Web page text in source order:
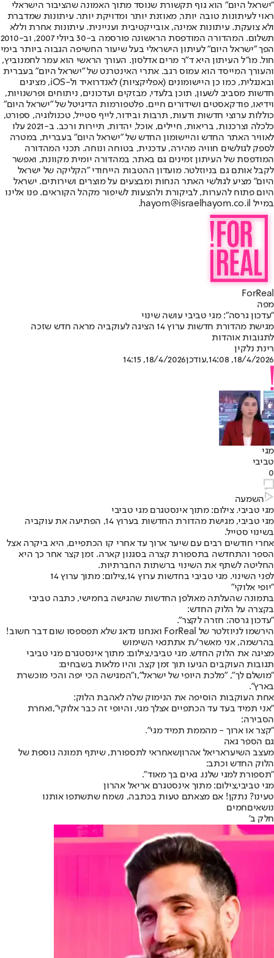
"ישראל היום" הוא גוף תקשורת שנוסד מתוך האמונה שהציבור הישראלי
ראוי לעיתונות טובה יותר, מאוזנת יותר ומדויקת יותר. עיתונות שמדברת
ולא צועקת. עיתונות אמינה, אובייקטיבית ועניינית. עיתונות אחרת וללא
תשלום. המהדורה המודפסת הראשונה פורסמה ב-30 ביולי 2007, וב-2010
הפך "ישראל היום" לעיתון הישראלי בעל שיעור החשיפה הגבוה ביותר בימי
חול. מו"ל העיתון היא ד"ר מרים אדלסון. העורך הראשי הוא עמר לחמנוביץ,
והעורך המייסד הוא עמוס רגב. אתרי האינטרנט של "ישראל היום" בעברית
ובאנגלית, כמו כן היישומונים (אפליקציות) לאנדרואיד ול-iOS, מציגים
חדשות מסביב לשעון, תוכן בלעדי, מבזקים ועדכונים, ניתוחים ופרשנויות,
וידיאו, פודקאסטים ושידורים חיים. פלטפורמות הדיגיטל של "ישראל היום"
כוללות ערוצי חדשות ודעות, תרבות ובידור, לייף סטייל, טכנולוגיה, ספורט,
כלכלה וצרכנות, בריאות, חיילים, אוכל, יהדות, תיירות ורכב. ב-2021 עלו
לאוויר האתר החדש והיישומון החדש של "ישראל היום" בעברית, במטרה
לספק לגולשים חוויה מהירה, עדכנית, בטוחה ונוחה. תכני המהדורה
המודפסת של העיתון זמינים גם באתר, במהדורה יומית מקוונת, ואפשר
לקבל אותם גם בניוזלטר. מועדון ההטבות הייחודי "הקליקה של ישראל
היום" מציע לגולשי האתר הנחות ומבצעים על מוצרים ושירותים. ישראל
היום פתוח להערות, לביקורת ולהצעות לשיפור מקהל הקוראים. פנו אלינו
במייל hayom@israelhayom.co.il.
ForReal
מפה
"עדכון גרסה": מגי טביבי עושה שינוי
מגישת מהדורת חדשות ערוץ 14 הציגה לעוקביה מראה חדש שזכה
לתגובות אוהדות
רינת נלקין
18/4/2026, 14:08
,עודכן18/4/2026, 14:15
מגי
טביבי
0
השמעה
מגי טביבי. צילום: מתוך אינסטגרם מגי טביבי
מגי טביבי
, מגישת מהדורת החדשות בערוץ 14, הפתיעה את עוקביה
בשינוי סטייל.
אחרי חודשים רבים עם שיער ארוך עד אחרי קו הכתפיים, היא ביקרה אצל
הספר והתחדשה בתספורת קצרה בסגנון קארה. זמן קצר אחר כך היא
החליטה לשתף את השינוי ברשתות החברתיות.
לפני השינוי. מגי טביבי בחדשות ערוץ 14,צילום: מתוך ערוץ 14
"יופי אלוקי"
בתמונה שהעלתה מאולפן החדשות שהגישה בחמישי, כתבה טביבי
בקצרה על הלוק החדש:
"עדכון גרסה: חזרה לקצר".
הירשמו לניוזלטר של ForReal ואנחנו נדאג שלא תפספסו שום דבר חשוב!
בהרשמה, אני מאשר/ת אתתנאי השימוש
מציגה את הלוק החדש. מגי טביבי,צילום: מתוך אינסטגרם מגי טביבי
תגובות העוקבים הגיעו תוך זמן קצר, והיו מלאות בשבחים:
"מושלם לך", "מלכת היופי של ישראל",ו"המגישה הכי יפה והכי מוכשרת
בארץ".
אחת העוקבות הוסיפה את הנימוק שלה לאהבת הלוק:
"אני תמיד בעד עד הכתפיים אצלך מגי, והיופי זה כבר אלוקי",ואחרת
הסבירה:
"קצר או ארוך - מהממת תמיד מגי".
גם הספר גאה
מעצב השיעראריאל אהרוןשאחראי לתספורת, שיתף תמונה נוספת של
הלוק החדש וכתב:
"תספורת למגי שלנו. גאים בך מאוד".
מגי טביבי,צילום: מתוך אינסטגרם אריאל אהרון
טעינו? נתקן! אם מצאתם טעות בכתבה, נשמח שתשתפו אותנו
נושאיםחמים
חלק ב'